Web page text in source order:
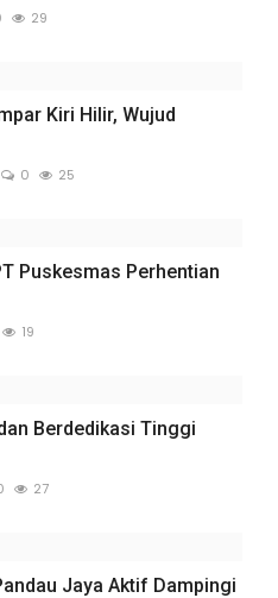
29
Kiri Hilir, Wujud
0 25
Puskesmas Perhentian
19
Berdedikasi Tinggi
27
Jaya Aktif Dampingi